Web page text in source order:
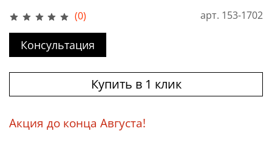
(0) арт. 153-1702
Консультация
Купить в 1 клик
Акция до конца Августа!